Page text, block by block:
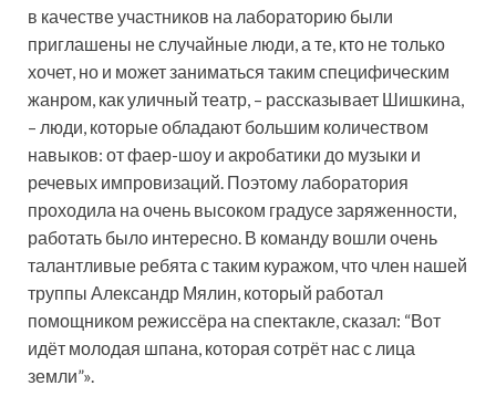
в качестве участников на лабораторию были
приглашены не случайные люди, а те, кто не только
хочет, но и может заниматься таким специфическим
жанром, как уличный театр, – рассказывает Шишкина,
– люди, которые обладают большим количеством
навыков: от фаер-шоу и акробатики до музыки и
речевых импровизаций. Поэтому лаборатория
проходила на очень высоком градусе заряженности,
работать было интересно. В команду вошли очень
талантливые ребята с таким куражом, что член нашей
труппы Александр Мялин, который работал
помощником режиссёра на спектакле, сказал: “Вот
идёт молодая шпана, которая сотрёт нас с лица
земли”».